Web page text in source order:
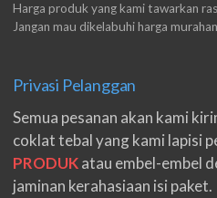
Harga produk yang kami tawarkan
Jangan mau dikelabuhi harga
Privasi Pelanggan
Semua pesanan akan kami
coklat tebal yang kami lapisi
PRODUKatau embel-embel
jaminan kerahasiaan isi paket.